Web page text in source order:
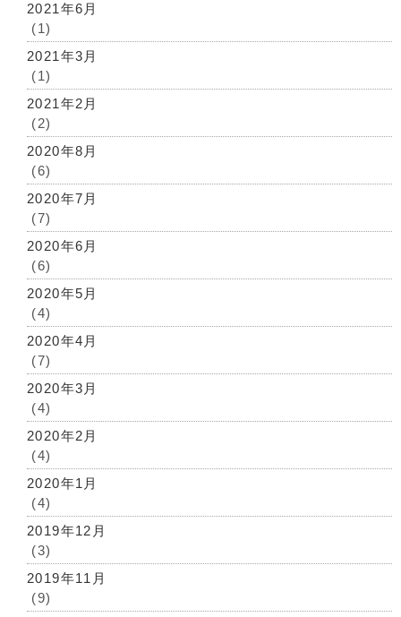
2021年6月
(1)
2021年3月
(1)
2021年2月
(2)
2020年8月
(6)
2020年7月
(7)
2020年6月
(6)
2020年5月
(4)
2020年4月
(7)
2020年3月
(4)
2020年2月
(4)
2020年1月
(4)
2019年12月
(3)
2019年11月
(9)